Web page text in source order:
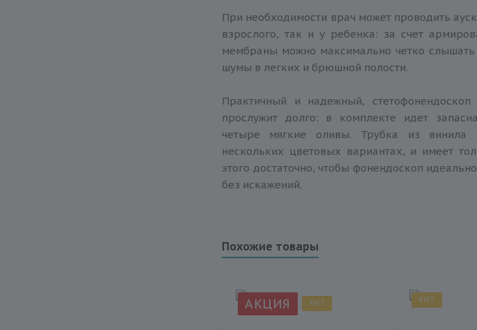
При необходимости врач может проводить
взрослого, так и у ребенка: за счет
мембраны можно максимально четко слышать
шумы в легких и брюшной полости.
Практичный и надежный, стетофонендоскоп
прослужит долго: в комплекте идет
четыре мягкие оливы. Трубка из винила
нескольких цветовых вариантах, и имеет
этого достаточно, чтобы фонендоскоп
без искажений.
Похожие товары
АКЦИЯ ХИТ ХИТ